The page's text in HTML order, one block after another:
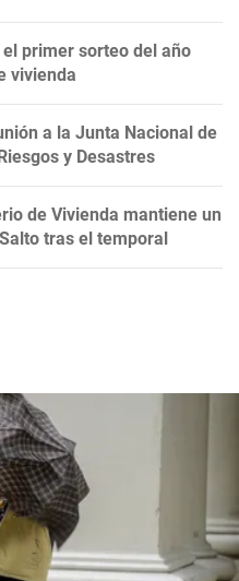
primer sorteo del año
vivienda
a la Junta Nacional de
y Desastres
de Vivienda mantiene un
tras el temporal